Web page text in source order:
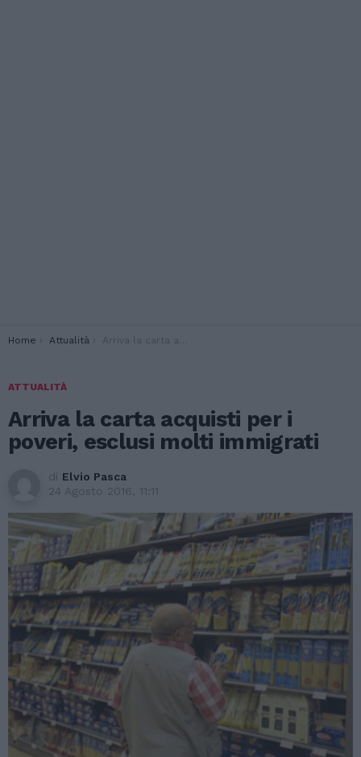
You are here:
Home Attualità Arriva la carta acquisti per i poveri, esclusi molti immigrati
ATTUALITÀ
Arriva la carta acquisti per i
poveri, esclusi molti immigrati
di Elvio Pasca
24 Agosto 2016, 11:11